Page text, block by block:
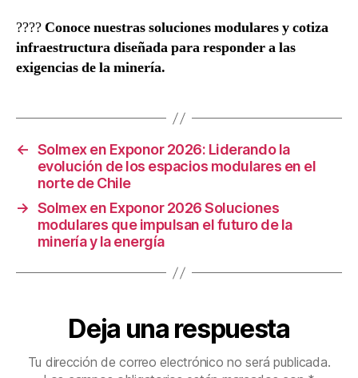
????Conoce nuestras soluciones modulares y cotiza
infraestructura diseñada para responder a las
exigencias de la minería.
← Solmex en Exponor 2026: Liderando la
evolución de los espacios modulares en el
norte de Chile
→ Solmex en Exponor 2026 Soluciones
modulares que impulsan el futuro de la
minería y la energía
Deja una respuesta
Tu dirección de correo electrónico no será publicada.